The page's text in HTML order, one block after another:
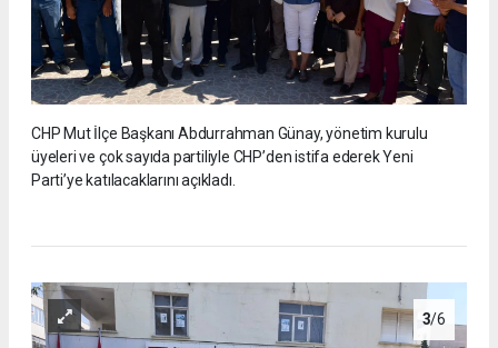
CHP Mut İlçe Başkanı Abdurrahman Günay, yönetim kurulu
üyeleri ve çok sayıda partiliyle CHP’den istifa ederek Yeni
Parti’ye katılacaklarını açıkladı.
3/6